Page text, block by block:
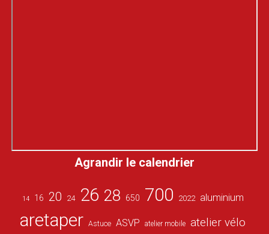
Agrandir le calendrier
14 16 20 24 26 28 650 700 2022 aluminium
aretaper Astuce ASVP atelier mobile atelier vélo